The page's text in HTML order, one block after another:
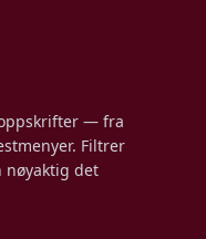
— fra
Filtrer
nøyaktig det